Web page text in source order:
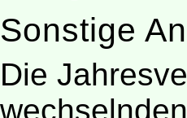
Sonstige
Die